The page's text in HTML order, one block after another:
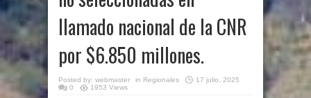
llamado nacional de la CNR
por $6.850 millones.
Posted by: webmaster in Regionales
17 julio, 2025
0
1953 Views